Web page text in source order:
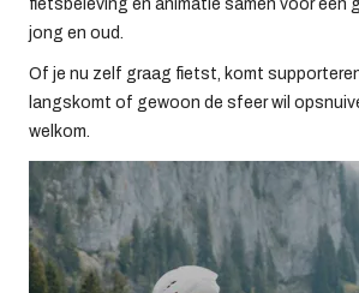
fietsbeleving en animatie samen voor een
jong en oud.
Of je nu zelf graag fietst, komt
langskomt of gewoon de sfeer wil
welkom.